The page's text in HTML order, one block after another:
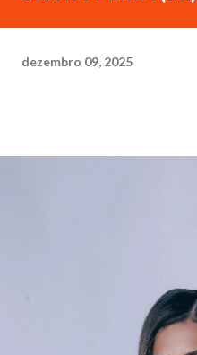
dezembro 09, 2025